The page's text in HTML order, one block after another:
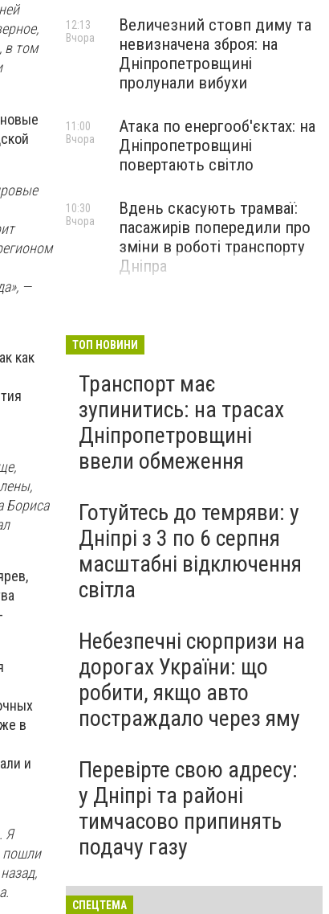
в том
—
как
Бориса
в
и
Я
пошли
Величезний стовп диму та
невизначена зброя: на
Дніпропетровщині
пролунали вибухи
12:13
Вчора
Атака по енергооб'єктах: на
Дніпропетровщині
повертають світло
11:00
Вчора
Вдень скасують трамваї:
пасажирів попередили про
зміни в роботі транспорту
Дніпра
10:30
Вчора
ТОП НОВИНИ
Транспорт має
зупинитись: на трасах
Дніпропетровщині
ввели обмеження
Готуйтесь до темряви: у
Дніпрі з 3 по 6 серпня
масштабні відключення
світла
Небезпечні сюрпризи на
дорогах України: що
робити, якщо авто
постраждало через яму
Перевірте свою адресу:
у Дніпрі та районі
тимчасово припинять
подачу газу
СПЕЦТЕМА